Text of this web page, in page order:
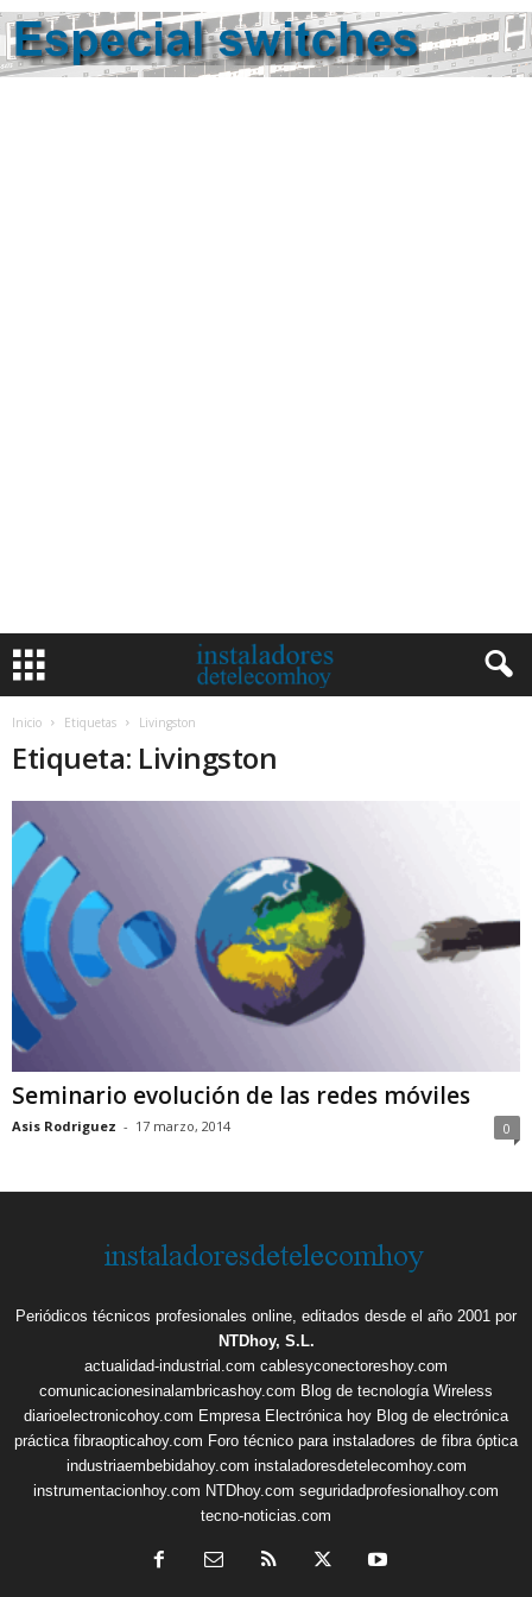
Inicio Etiquetas Livingston
Etiqueta: Livingston
Seminario evolución de las redes móviles
Asis Rodriguez - 17 marzo, 2014 0
Periódicos técnicos profesionales online, editados desde el año 2001 por
NTDhoy, S.L.
actualidad-industrial.com cablesyconectoreshoy.com
comunicacionesinalambricashoy.com Blog de tecnología Wireless
diarioelectronicohoy.com Empresa Electrónica hoy Blog de electrónica
práctica fibraopticahoy.com Foro técnico para instaladores de fibra óptica
industriaembebidahoy.com instaladoresdetelecomhoy.com
instrumentacionhoy.com NTDhoy.com seguridadprofesionalhoy.com
tecno-noticias.com